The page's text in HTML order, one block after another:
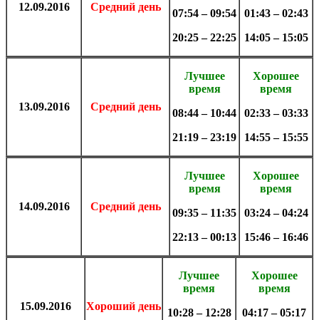
12.09.2016 Средний день
07:54 – 09:54
20:25 – 22:25
01:43 – 02:43
14:05 – 15:05
13.09.2016 Средний день
Лучшее
время
08:44 – 10:44
21:19 – 23:19
Хорошее
время
02:33 – 03:33
14:55 – 15:55
14.09.2016 Средний день
Лучшее
время
09:35 – 11:35
22:13 – 00:13
Хорошее
время
03:24 – 04:24
15:46 – 16:46
15.09.2016 Хороший день
Лучшее
время
10:28 – 12:28
Хорошее
время
04:17 – 05:17